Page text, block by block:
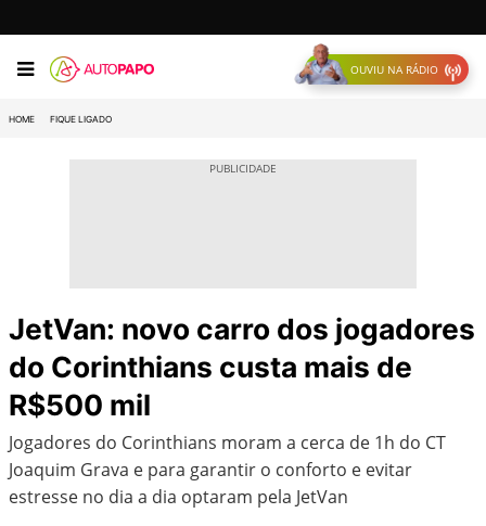
OUVIU NA RÁDIO
HOME FIQUE LIGADO
JetVan: novo carro dos jogadores
do Corinthians custa mais de
R$500 mil
Jogadores do Corinthians moram a cerca de 1h do CT
Joaquim Grava e para garantir o conforto e evitar
estresse no dia a dia optaram pela JetVan